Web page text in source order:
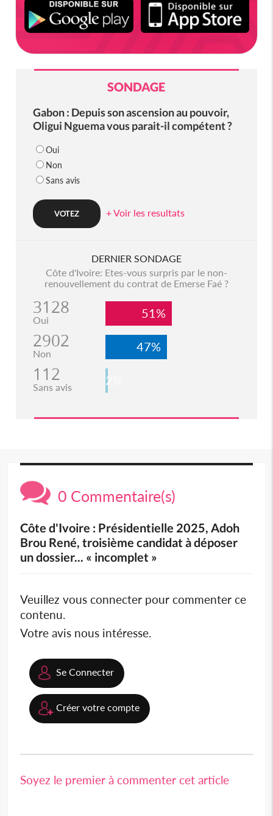
SONDAGE
Gabon : Depuis son ascension au pouvoir,
Oligui Nguema vous parait-il compétent ?
Oui
Non
Sans avis
+ Voir les resultats
DERNIER SONDAGE
Côte d'Ivoire: Etes-vous surpris par le non-
renouvellement du contrat de Emerse Faé ?
3128
Oui 51%
2902
Non 47%
112
Sans avis 2%
0 Commentaire(s)
Côte d'Ivoire : Présidentielle 2025, Adoh
Brou René, troisième candidat à déposer
un dossier... « incomplet »
Veuillez vous connecter pour commenter ce
contenu.
Votre avis nous intéresse.
Se Connecter
Créer votre compte
Soyez le premier à commenter cet article